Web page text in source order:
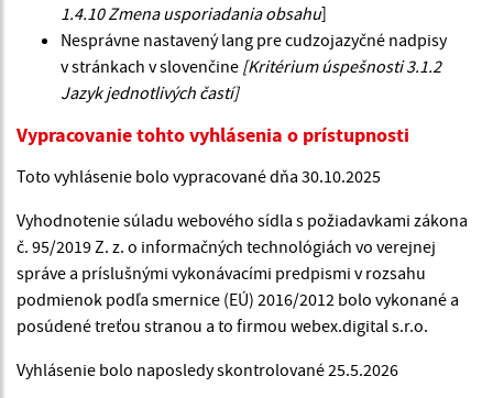
1.4.10 Zmena usporiadania obsahu]
Nesprávne nastavený lang pre cudzojazyčné nadpisy
v stránkach v slovenčine [Kritérium úspešnosti 3.1.2
Jazyk jednotlivých častí]
Vypracovanie tohto vyhlásenia o prístupnosti
Toto vyhlásenie bolo vypracované dňa 30.10.2025
Vyhodnotenie súladu webového sídla s požiadavkami zákona
č. 95/2019 Z. z. o informačných technológiách vo verejnej
správe a príslušnými vykonávacími predpismi v rozsahu
podmienok podľa smernice (EÚ) 2016/2012 bolo vykonané a
posúdené treťou stranou a to firmou webex.digital s.r.o.
Vyhlásenie bolo naposledy skontrolované 25.5.2026